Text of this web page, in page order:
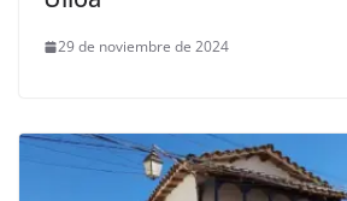
29 de noviembre de 2024